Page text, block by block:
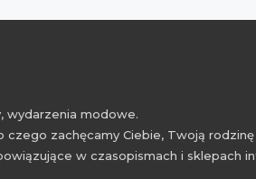
wydarzenia modowe.
zachęcamy Ciebie, Twoją
w czasopismach i sklepach